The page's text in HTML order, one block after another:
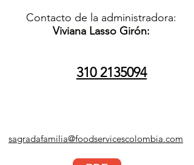
Contacto de la administradora:
Viviana Lasso Girón:
310 2135094
sagradafamilia@foodservicescolombia.com